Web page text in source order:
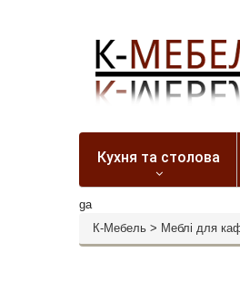
Кухня та столова
ga
К-Мебель > Меблі для